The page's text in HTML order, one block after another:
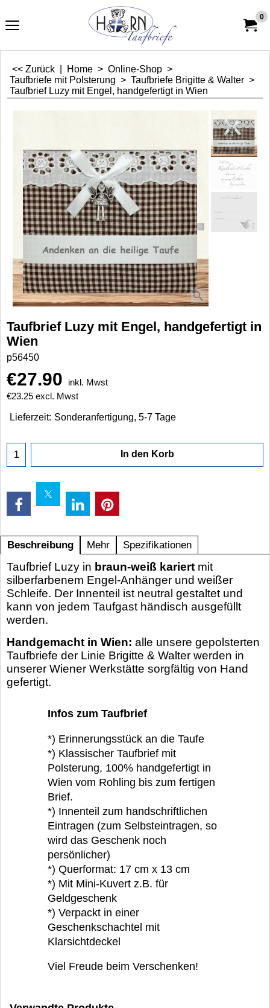
0
<< Zurück Home > Online-Shop >
Taufbriefe mit Polsterung > Taufbriefe Brigitte & Walter >
Taufbrief Luzy mit Engel, handgefertigt in Wien
Taufbrief Luzy mit Engel, handgefertigt in
Wien
p56450
€27.90
inkl. Mwst
€23.25 excl. Mwst
Lieferzeit: Sonderanfertigung, 5-7 Tage
In den Korb
Beschreibung Mehr Spezifikationen
Taufbrief Luzy in braun-weiß kariert mit
silberfarbenem Engel-Anhänger und weißer
Schleife. Der Innenteil ist neutral gestaltet und
kann von jedem Taufgast händisch ausgefüllt
werden.
Handgemacht in Wien: alle unsere gepolsterten
Taufbriefe der Linie Brigitte & Walter werden in
unserer Wiener Werkstätte sorgfältig von Hand
gefertigt.
Infos zum Taufbrief
*) Erinnerungsstück an die Taufe
*) Klassischer Taufbrief mit
Polsterung, 100% handgefertigt in
Wien vom Rohling bis zum fertigen
Brief.
*) Innenteil zum handschriftlichen
Eintragen (zum Selbsteintragen, so
wird das Geschenk noch
persönlicher)
*) Querformat: 17 cm x 13 cm
*) Mit Mini-Kuvert z.B. für
Geldgeschenk
*) Verpackt in einer
Geschenkschachtel mit
Klarsichtdeckel
Viel Freude beim Verschenken!